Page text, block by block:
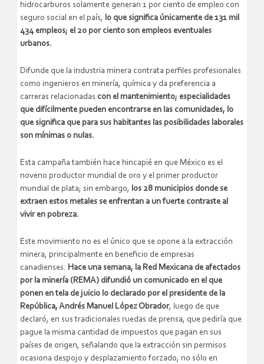
hidrocarburos solamente generan 1 por ciento de empleo con
seguro social en el país, lo que significa únicamente de 131 mil
434 empleos; el 20 por ciento son empleos eventuales
urbanos.
Difunde que la industria minera contrata perfiles profesionales
como ingenieros en minería, química y da preferencia a
carreras relacionadas con el mantenimiento; especialidades
que difícilmente pueden encontrarse en las comunidades, lo
que significa que para sus habitantes las posibilidades laborales
son mínimas o nulas.
Esta campaña también hace hincapié en que México es el
noveno productor mundial de oro y el primer productor
mundial de plata; sin embargo, los 28 municipios donde se
extraen estos metales se enfrentan a un fuerte contraste al
vivir en pobreza.
Este movimiento no es el único que se opone a la extracción
minera, principalmente en beneficio de empresas
canadienses. Hace una semana, la Red Mexicana de afectados
por la minería (REMA) difundió un comunicado en el que
ponen en tela de juicio lo declarado por el presidente de la
República, Andrés Manuel López Obrador, luego de que
declaró, en sus tradicionales ruedas de prensa, que pediría que
pague la misma cantidad de impuestos que pagan en sus
países de origen, señalando que la extracción sin permisos
ocasiona despojo y desplazamiento forzado, no sólo en